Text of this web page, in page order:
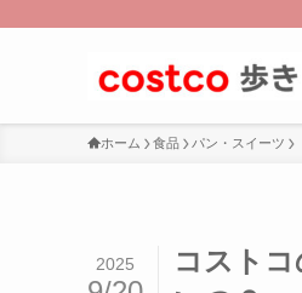
ホーム 食品 パン・スイーツ
コスト
2025